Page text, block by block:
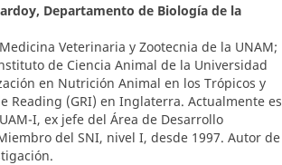
Departamento de Biología de la
Veterinaria y Zootecnia de la UNAM;
de Ciencia Animal de la Universidad
en Nutrición Animal en los Trópicos y
Reading (GRI) en Inglaterra. Actualmente es
I, ex jefe del Área de Desarrollo
del SNI, nivel I, desde 1997. Autor de